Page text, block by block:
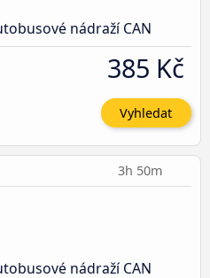
nádraží CAN
385 Kč
Vyhledat
3h 50m
nádraží CAN